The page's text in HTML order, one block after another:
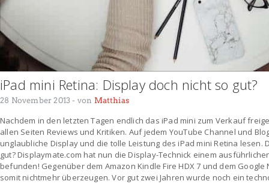
iPad mini Retina: Display doch nicht so gut?
28 November 2013 - von Matthias
Nachdem in den letzten Tagen endlich das iPad mini zum Verkauf
allen Seiten Reviews und Kritiken. Auf jedem YouTube Channel und
unglaubliche Display und die tolle Leistung des iPad mini Retina lesen.
gut? Displaymate.com hat nun die Display-Technick einem
befunden! Gegenüber dem Amazon Kindle Fire HDX 7 und dem
somit nichtmehr überzeugen. Vor gut zwei Jahren wurde noch ein